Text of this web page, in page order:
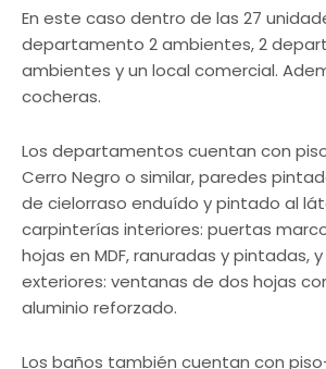
En este caso dentro de las 27
departamento 2 ambientes, 2
ambientes y un local comercial.
cocheras.
Los departamentos cuentan con
Cerro Negro o similar, paredes
de cielorraso enduído y pintado al
carpinterías interiores: puertas
hojas en MDF, ranuradas y pintadas,
exteriores: ventanas de dos hojas
aluminio reforzado.
Los baños también cuentan con